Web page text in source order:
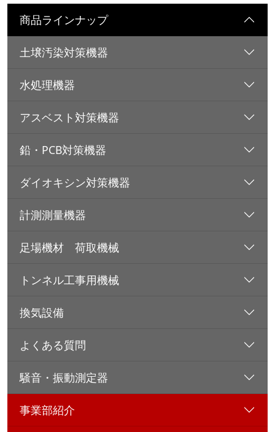
商品ラインナップ
土壌汚染対策機器
水処理機器
アスベスト対策機器
鉛・PCB対策機器
ダイオキシン対策機器
計測測量機器
足場機材 荷取機械
トンネル工事用機械
換気設備
よくある質問
騒音・振動測定器
事業部紹介